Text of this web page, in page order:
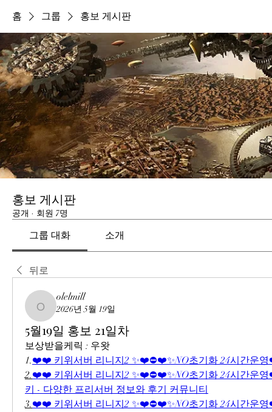
홈 그룹 홍보 게시판
홍보 게시판
공개 · 회원 7명
그룹 대화 소개
뒤로
olelmill
olelmill
2026년 5월 19일
5월19일 홍보 21일차
보상받을케릭 : 우왓
1.❤️❤️ 키위서버 리니지2 ✨❤️⛔❤️✨NO초기화 24시간운
2.❤️❤️ 키위서버 리니지2 ✨❤️⛔❤️✨NO초기화 24시간운
키 - 다양한 프리서버 정보와 후기 커뮤니티
3.❤️❤️ 키위서버 리니지2 ✨❤️⛔❤️✨NO초기화 24시간운